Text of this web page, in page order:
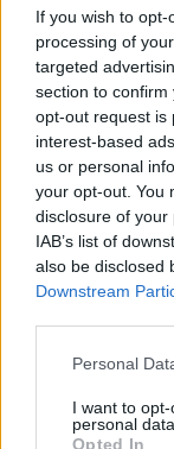
If you wish to
processing of
targeted
section to
opt-out request is
interest-based
us or personal
your opt-out. You
disclosure of
IAB’s list of
also be disclosed
Downstream
Personal
I want to
personal data.
Opted In
und auf einmal
Dann gehen mir
29 Mai 2026
Forum
Team
wollte ihn
da. Also neu